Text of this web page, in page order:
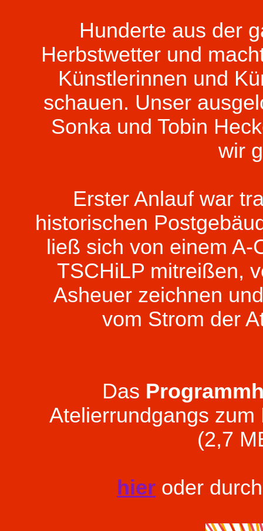
Hunderte aus der
Herbstwetter und
Künstlerinnen und
schauen. Unser
Sonka und Tobin
wir
Erster Anlauf war
historischen
ließ sich von einem
TSCHiLP mitreißen,
Asheuer zeichnen
vom Strom der
Das
Atelierrundgangs
(2,7
hier oder